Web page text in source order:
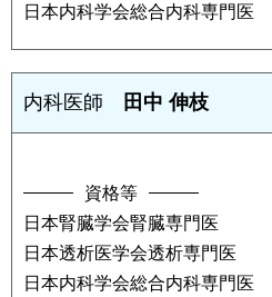
日本内科学会総合内科専門医
内科医師 田中 伸枝
資格等
日本腎臓学会腎臓専門医
日本透析医学会透析専門医
日本内科学会総合内科専門医